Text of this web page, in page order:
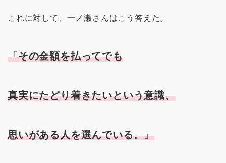
これに対して、一ノ瀬さんはこう答えた。
「その金額を払ってでも
真実にたどり着きたいという意識、
思いがある人を選んでいる。」